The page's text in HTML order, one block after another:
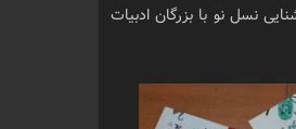
نسل نو با بزرگان ادبیات